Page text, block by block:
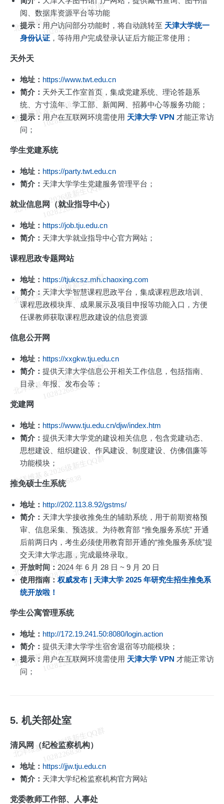
阅、数据库资源平台等功能
提示： 用户访问部分功能时，将自动跳转至 天津大学统一
身份认证 ，等待用户完成登录认证后方能正常使用；
天外天
地址： https://www.twt.edu.cn
简介： 天外天工作室首页，集成党建系统、理论答题系
统、方寸流年、学工部、新闻网、招募中心等服务功能；
提示： 用户在互联网环境需使用 天津大学 VPN 才能正常访
问；
学生党建系统
地址： https://party.twt.edu.cn
简介： 天津大学学生党建服务管理平台；
就业信息网（就业指导中心）
地址： https://job.tju.edu.cn
简介： 天津大学就业指导中心官方网站；
课程思政专题网站
地址： https://tjukcsz.mh.chaoxing.com
简介： 天津大学智慧课程思政平台，集成课程思政培训、
课程思政模块库、成果展示及项目申报等功能入口，方便
任课教师获取课程思政建设的信息资源
信息公开网
地址： https://xxgkw.tju.edu.cn
简介： 提供天津大学信息公开相关工作信息，包括指南、
目录、年报、发布会等；
党建网
地址： https://www.tju.edu.cn/djw/index.htm
简介： 提供天津大学党的建设相关信息，包含党建动态、
思想建设、组织建设、作风建设、制度建设、仿佛倡廉等
功能模块；
推免硕士生系统
地址： http://202.113.8.92/gstms/
简介： 天津大学接收推免生的辅助系统，用于前期资格预
审、信息采集、预选拔。为待教育部 “推免服务系统” 开通
后前两日内，考生必须使用教育部开通的“推免服务系统”提
交天津大学志愿，完成最终录取。
开放时间： 2024 年 6 月 28 日 ~ 9 月 20 日
使用指南：权威发布 | 天津大学 2025 年研究生招生推免系
统开放啦！
学生公寓管理系统
地址： http://172.19.241.50:8080/login.action
简介： 提供天津大学学生宿舍退宿等功能模块；
提示： 用户在互联网环境需使用 天津大学 VPN 才能正常访
问；
5. 机关部处室
清风网（纪检监察机构）
地址： https://jjw.tju.edu.cn
简介： 天津大学纪检监察机构官方网站
党委教师工作部、人事处
北
洋
维
基
＆
2
0
2
6
级
新
生
Q
Q
群
1
0
2
8
2
2
6
8
3
8
北
洋
维
基
＆
2
0
2
6
级
新
生
Q
Q
群
1
0
2
8
2
2
6
8
3
8
北
洋
维
基
＆
2
0
2
6
级
新
生
Q
Q
群
1
0
2
8
2
2
6
8
3
8
北
洋
维
基
＆
2
0
2
6
级
新
生
Q
Q
群
1
0
2
8
2
2
6
8
3
8
北
洋
维
基
＆
2
0
2
6
级
新
生
Q
Q
群
1
0
2
8
2
2
6
8
3
8
北
洋
维
基
＆
2
0
2
6
级
新
生
Q
Q
群
1
0
2
8
2
2
6
8
3
8
北
洋
维
基
＆
2
0
2
6
级
新
生
Q
Q
群
1
0
2
8
2
2
6
8
3
8
北
洋
维
基
＆
2
0
2
6
级
新
生
Q
Q
群
1
0
2
8
2
2
6
8
3
8
北
洋
维
基
＆
2
0
2
6
级
新
生
Q
Q
群
1
0
2
8
2
2
6
8
3
8